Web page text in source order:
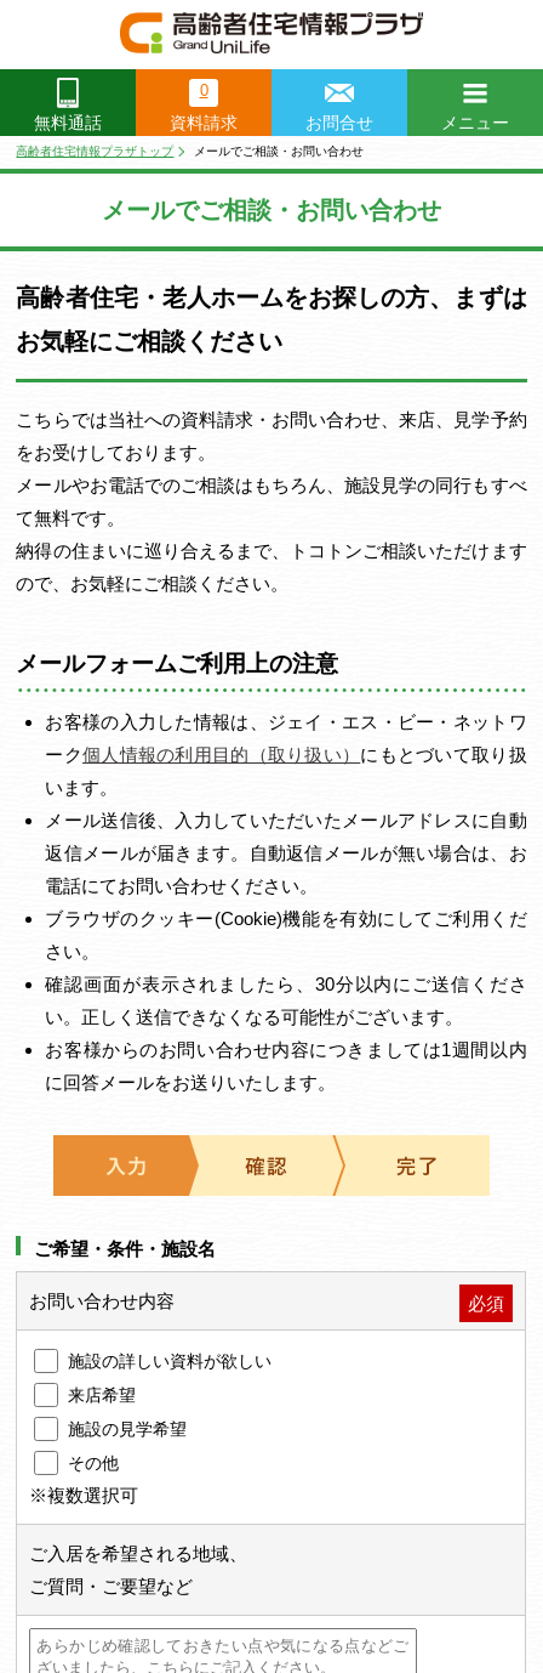
無料通話
0
資料請求 お問合せ
メニュー
高齢者住宅情報プラザトップ メールでご相談・お問い合わせ
メールでご相談・お問い合わせ
高齢者住宅・老人ホームをお探しの方、まずは
お気軽にご相談ください
こちらでは当社への資料請求・お問い合わせ、来店、見学予約
をお受けしております。
メールやお電話でのご相談はもちろん、施設見学の同行もすべ
て無料です。
納得の住まいに巡り合えるまで、トコトンご相談いただけます
ので、お気軽にご相談ください。
メールフォームご利用上の注意
お客様の入力した情報は、ジェイ・エス・ビー・ネットワ
ーク個人情報の利用目的（取り扱い） にもとづいて取り扱
います。
メール送信後、入力していただいたメールアドレスに自動
返信メールが届きます。自動返信メールが無い場合は、お
電話にてお問い合わせください。
ブラウザのクッキー(Cookie)機能を有効にしてご利用くだ
さい。
確認画面が表示されましたら、30分以内にご送信くださ
い。正しく送信できなくなる可能性がございます。
お客様からのお問い合わせ内容につきましては1週間以内
に回答メールをお送りいたします。
ご希望・条件・施設名
お問い合わせ内容 必須
施設の詳しい資料が欲しい
来店希望
施設の見学希望
その他
※複数選択可
ご入居を希望される地域、
ご質問・ご要望など